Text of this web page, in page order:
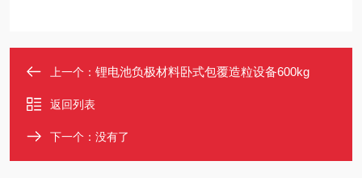
上一个： 锂电池负极材料卧式包覆造粒设备600kg
返回列表
下一个：没有了